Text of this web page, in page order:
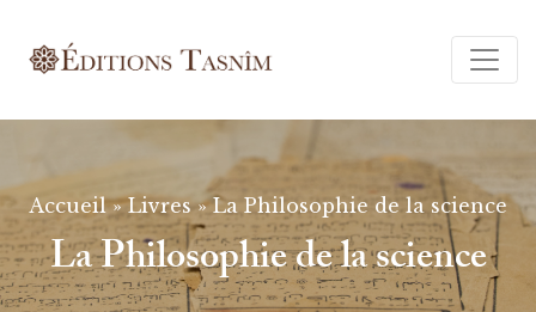
Accueil»Livres»La Philosophie de la science
La Philosophie de la science